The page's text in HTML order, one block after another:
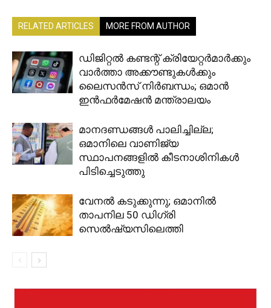
RELATED ARTICLES MORE FROM AUTHOR
ഡിജിറ്റൽ കണ്ടന്റ് ക്രിയേറ്റർമാർക്കും
വാർത്താ അക്കൗണ്ടുകൾക്കും
ലൈസൻസ് നിർബന്ധം; ഒമാൻ
ഇൻഫർമേഷൻ മന്ത്രാലയം
മാനദണ്ഡങ്ങൾ പാലിച്ചില്ല;
ഒമാനിലെ വാണിജ്യ
സ്ഥാപനങ്ങളിൽ കീടനാശിനികൾ
പിടിച്ചെടുത്തു
വേനൽ കടുക്കുന്നു; ഒമാനിൽ
താപനില 50 ഡിഗ്രി
സെൽഷ്യസിലെത്തി